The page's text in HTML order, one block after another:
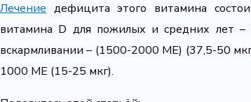
Лечение дефицита этого витамина
витамина D для пожилых и средних лет
вскармливании – (1500-2000 МЕ) (37,5-50
1000 МЕ (15-25 мкг).